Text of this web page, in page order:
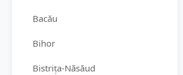
Bacău
Bihor
Bistrița-Năsăud